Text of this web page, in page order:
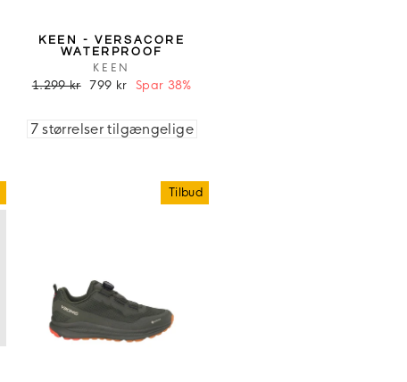
KEEN - VERSACORE
WATERPROOF
KEEN
1.299 kr 799 kr Spar 38%
7 størrelser tilgængelige
Tilbud